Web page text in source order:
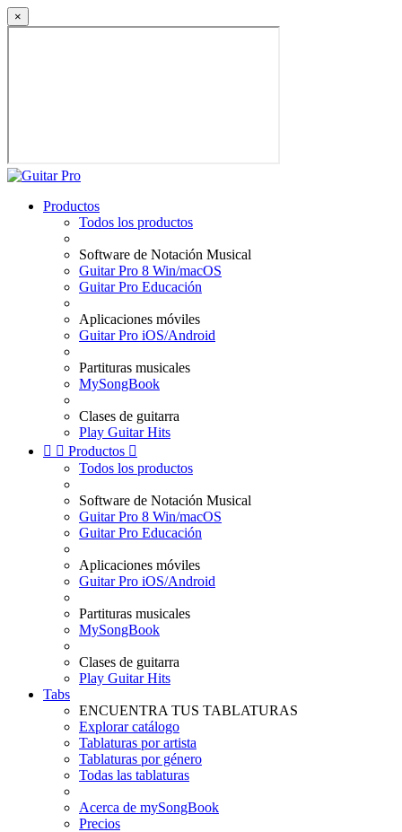
×
Productos
Todos los productos
Software de Notación Musical
Guitar Pro 8 Win/macOS
Guitar Pro Educación
Aplicaciones móviles
Guitar Pro iOS/Android
Partituras musicales
MySongBook
Clases de guitarra
Play Guitar Hits
  Productos 
Todos los productos
Software de Notación Musical
Guitar Pro 8 Win/macOS
Guitar Pro Educación
Aplicaciones móviles
Guitar Pro iOS/Android
Partituras musicales
MySongBook
Clases de guitarra
Play Guitar Hits
Tabs
ENCUENTRA TUS TABLATURAS
Explorar catálogo
Tablaturas por artista
Tablaturas por género
Todas las tablaturas
Acerca de mySongBook
Precios